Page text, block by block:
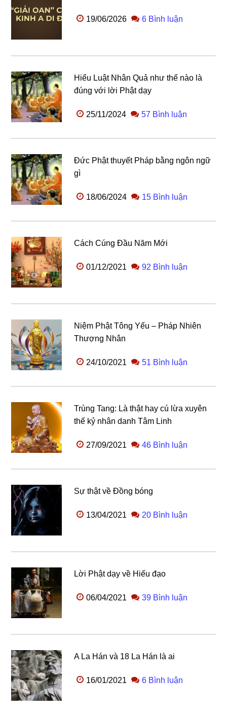
19/06/2026 6 Bình luận
Hiểu Luật Nhân Quả như thế nào là
đúng với lời Phật dạy
25/11/2024 57 Bình luận
Đức Phật thuyết Pháp bằng ngôn ngữ
gì
18/06/2024 15 Bình luận
Cách Cúng Đầu Năm Mới
01/12/2021 92 Bình luận
Niệm Phật Tông Yếu – Pháp Nhiên
Thượng Nhân
24/10/2021 51 Bình luận
Trùng Tang: Là thật hay cú lừa xuyên
thế kỷ nhân danh Tâm Linh
27/09/2021 46 Bình luận
Sự thật về Đồng bóng
13/04/2021 20 Bình luận
Lời Phật dạy về Hiếu đạo
06/04/2021 39 Bình luận
A La Hán và 18 La Hán là ai
16/01/2021 6 Bình luận